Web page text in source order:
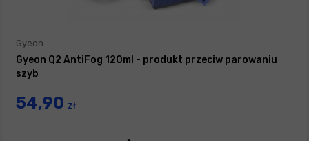
Gyeon
Gyeon Q2 AntiFog 120ml - produkt przeciw parowaniu
szyb
54,90 zł